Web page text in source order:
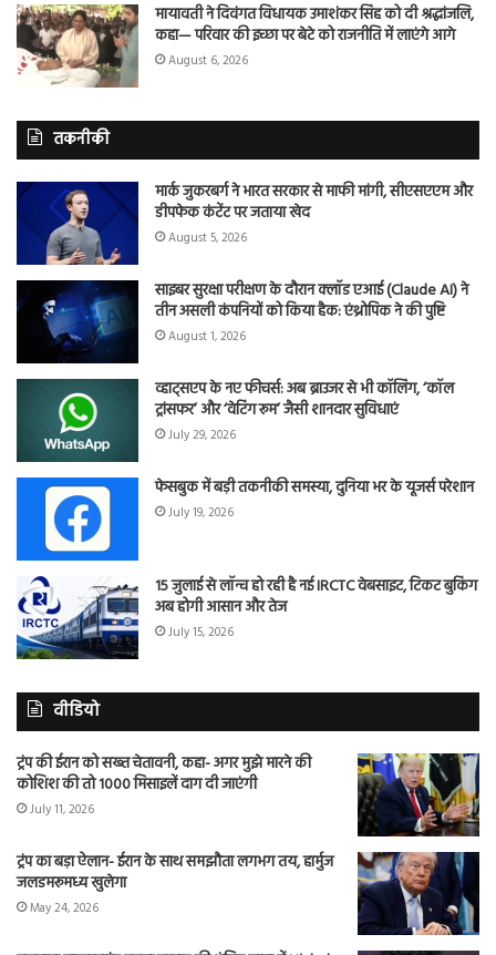
मायावती ने दिवंगत विधायक उमाशंकर सिंह को दी श्रद्धांजलि,
कहा— परिवार की इच्छा पर बेटे को राजनीति में लाएंगे आगे
August 6, 2026
तकनीकी
मार्क जुकरबर्ग ने भारत सरकार से माफी मांगी, सीएसएएम और
डीपफेक कंटेंट पर जताया खेद
August 5, 2026
साइबर सुरक्षा परीक्षण के दौरान क्लॉड एआई (Claude AI) ने
तीन असली कंपनियों को किया हैक: एंथ्रोपिक ने की पुष्टि
August 1, 2026
व्हाट्सएप के नए फीचर्स: अब ब्राउजर से भी कॉलिंग, ‘कॉल
ट्रांसफर’ और ‘वेटिंग रूम’ जैसी शानदार सुविधाएं
July 29, 2026
फेसबुक में बड़ी तकनीकी समस्या, दुनिया भर के यूजर्स परेशान
July 19, 2026
15 जुलाई से लॉन्च हो रही है नई IRCTC वेबसाइट, टिकट बुकिंग
अब होगी आसान और तेज
July 15, 2026
वीडियो
ट्रंप की ईरान को सख्त चेतावनी, कहा- अगर मुझे मारने की
कोशिश की तो 1000 मिसाइलें दाग दी जाएंगी
July 11, 2026
ट्रंप का बड़ा ऐलान- ईरान के साथ समझौता लगभग तय, हार्मुज
जलडमरूमध्य खुलेगा
May 24, 2026